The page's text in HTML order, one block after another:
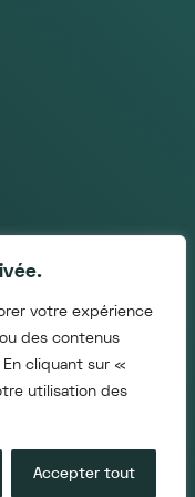
votre expérience
des contenus
cliquant sur «
utilisation des
Accepter tout